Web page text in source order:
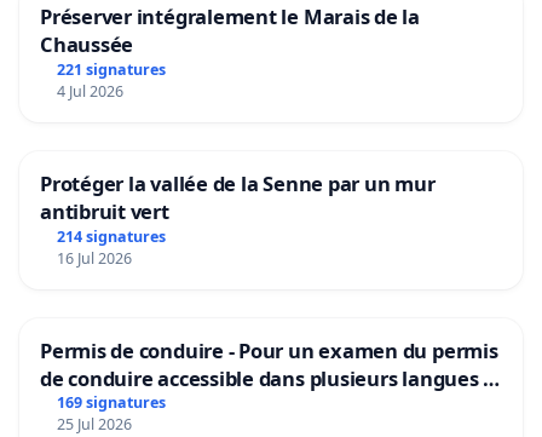
Préserver intégralement le Marais de la
Chaussée
221 signatures
4 Jul 2026
Protéger la vallée de la Senne par un mur
antibruit vert
214 signatures
16 Jul 2026
Permis de conduire - Pour un examen du permis
de conduire accessible dans plusieurs langues à
Bruxelles
169 signatures
25 Jul 2026